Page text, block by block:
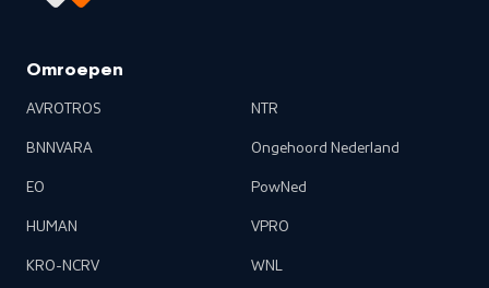
Omroepen
AVROTROS
BNNVARA
EO
HUMAN
KRO-NCRV
NTR
Ongehoord Nederland
PowNed
VPRO
WNL